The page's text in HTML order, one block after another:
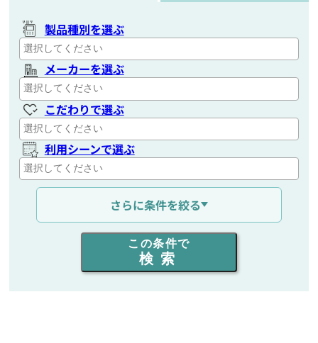
製品種別を選ぶ
メーカーを選ぶ
こだわりで選ぶ
利用シーンで選ぶ
通信距離を選ぶ
出力を選ぶ
同時通話人数を選ぶ
さらに条件を絞る
この条件で
検索